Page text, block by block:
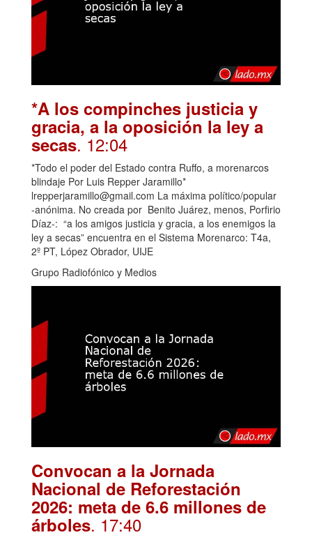
*A los compinches justicia y
gracia, a la oposición la ley a
secas. 12:04
*Todo el poder del Estado contra Ruffo, a morenarcos
blindaje Por Luis Repper Jaramillo*
lrepperjaramillo@gmail.com La máxima político/popular
-anónima. No creada por Benito Juárez, menos, Porfirio
Díaz-: “a los amigos justicia y gracia, a los enemigos la
ley a secas” encuentra en el Sistema Morenarco: T4a,
2º PT, López Obrador, UIJE
Grupo Radiofónico y Medios
Convocan a la Jornada
Nacional de Reforestación
2026: meta de 6.6 millones de
árboles. 17:40